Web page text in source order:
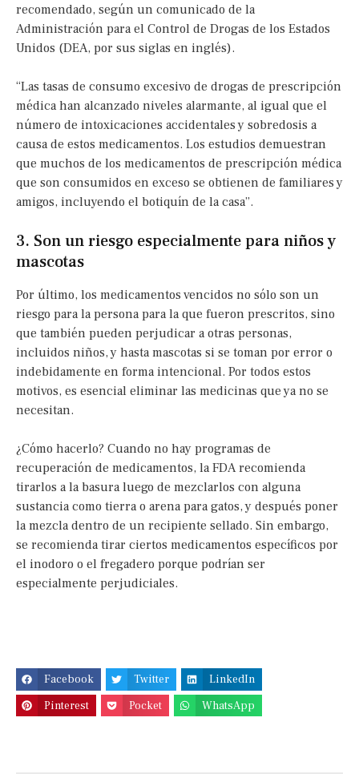
recomendado, según un comunicado de la
Administración para el Control de Drogas de los Estados
Unidos (DEA, por sus siglas en inglés).
“Las tasas de consumo excesivo de drogas de prescripción
médica han alcanzado niveles alarmante, al igual que el
número de intoxicaciones accidentales y sobredosis a
causa de estos medicamentos. Los estudios demuestran
que muchos de los medicamentos de prescripción médica
que son consumidos en exceso se obtienen de familiares y
amigos, incluyendo el botiquín de la casa”.
3. Son un riesgo especialmente para niños y
mascotas
Por último, los medicamentos vencidos no sólo son un
riesgo para la persona para la que fueron prescritos, sino
que también pueden perjudicar a otras personas,
incluidos niños, y hasta mascotas si se toman por error o
indebidamente en forma intencional. Por todos estos
motivos, es esencial eliminar las medicinas que ya no se
necesitan.
¿Cómo hacerlo? Cuando no hay programas de
recuperación de medicamentos, la FDA recomienda
tirarlos a la basura luego de mezclarlos con alguna
sustancia como tierra o arena para gatos, y después poner
la mezcla dentro de un recipiente sellado. Sin embargo,
se recomienda tirar ciertos medicamentos específicos por
el inodoro o el fregadero porque podrían ser
especialmente perjudiciales.
Facebook Twitter
LinkedIn
Pinterest
Pocket WhatsApp